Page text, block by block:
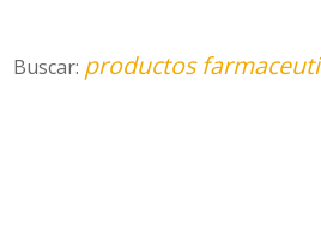
Buscar: productos